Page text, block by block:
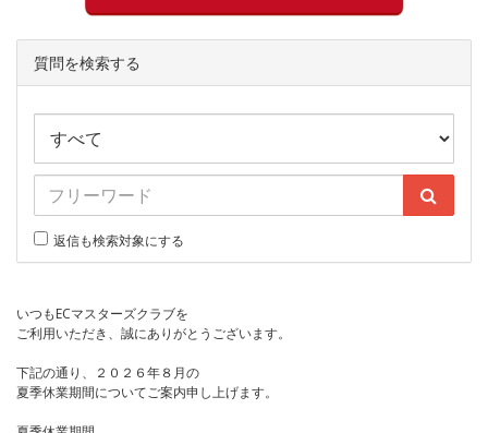
質問を検索する
返信も検索対象にする
いつもECマスターズクラブを
ご利用いただき、誠にありがとうございます。
下記の通り、２０２６年８月の
夏季休業期間についてご案内申し上げます。